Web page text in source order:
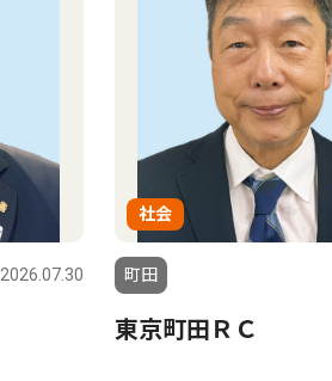
2026.07.30
社会
町田
東京町田ＲＣ